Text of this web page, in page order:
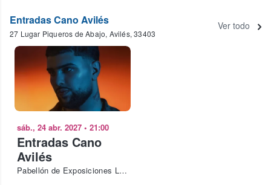
Entradas Cano Avilés
27 Lugar Piqueros de Abajo, Avilés, 33403
Ver todo
sáb., 24 abr. 2027 • 21:00
Entradas Cano
Avilés
Pabellón de Exposiciones La Magdalena